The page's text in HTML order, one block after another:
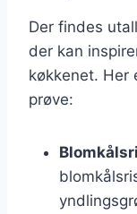
Der findes
der kan
køkkenet. Her
prøve: